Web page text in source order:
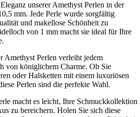
unserer Amethyst Perlen in der
mm. Jede Perle wurde sorgfältig
und makellose Schönheit zu
von 1 mm macht sie ideal für Ihre
Amethyst Perlen verleiht jedem
von königlichem Charme. Ob Sie
oder Halsketten mit einem luxuriösen
Perlen sind die perfekte Wahl.
macht es leicht, Ihre Schmuckkollektion
zu bereichern. Holen Sie sich diese